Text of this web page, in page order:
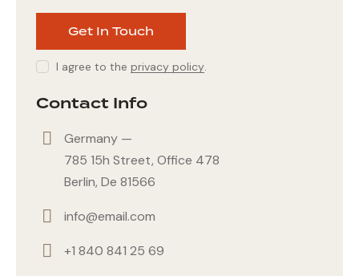
I agree to theprivacy policy.
Contact Info
Germany —
785 15h Street, Office 478
Berlin, De 81566
info@email.com
+1 840 841 25 69